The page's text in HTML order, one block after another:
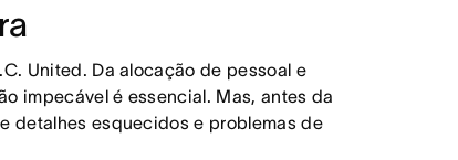
United. Da alocação de pessoal e
impecável é essencial. Mas, antes da
detalhes esquecidos e problemas de